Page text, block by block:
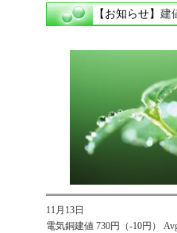
【お知らせ】 建
11月13日
電気銅建値 730円（-10円）